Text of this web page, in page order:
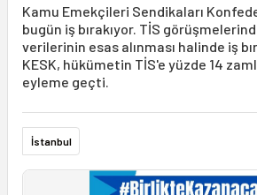
Kamu Emekçileri Sendikaları
bugün iş bırakıyor. TİS
verilerinin esas alınması halinde iş
KESK, hükümetin TİS'e yüzde 14
eyleme geçti.
İstanbul